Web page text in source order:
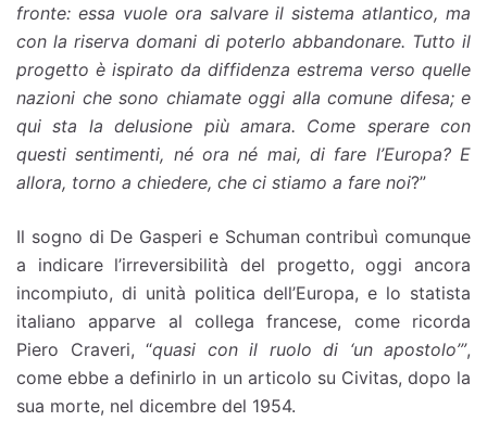
fronte: essa vuole ora salvare il sistema atlantico, ma
con la riserva domani di poterlo abbandonare. Tutto il
progetto è ispirato da diffidenza estrema verso quelle
nazioni che sono chiamate oggi alla comune difesa; e
qui sta la delusione più amara. Come sperare con
questi sentimenti, né ora né mai, di fare l’Europa? E
allora, torno a chiedere, che ci stiamo a fare noi?”
Il sogno di De Gasperi e Schuman contribuì comunque
a indicare l’irreversibilità del progetto, oggi ancora
incompiuto, di unità politica dell’Europa, e lo statista
italiano apparve al collega francese, come ricorda
Piero Craveri, “quasi con il ruolo di ‘un apostolo’”,
come ebbe a definirlo in un articolo su Civitas, dopo la
sua morte, nel dicembre del 1954.